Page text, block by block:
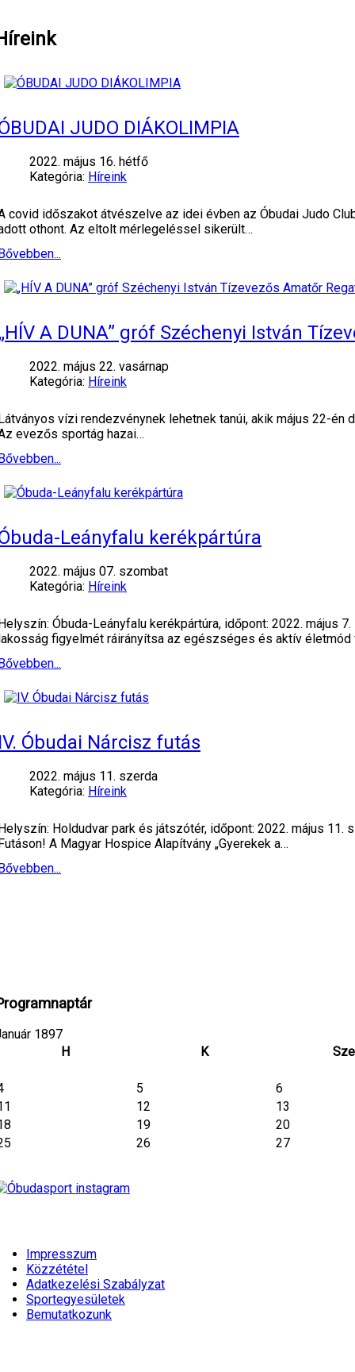
JUDO DIÁKOLIMPIA
2022. május 16. hétfő
Kategória: Híreink
covid időszakot átvészelve az idei évben az Óbudai Judo
othont. Az eltolt mérlegeléssel sikerült…
A DUNA” gróf Széchenyi István
2022. május 22. vasárnap
Kategória: Híreink
vízi rendezvénynek lehetnek tanúi, akik május 22-
evezős sportág hazai…
Leányfalu kerékpártúra
2022. május 07. szombat
Kategória: Híreink
Óbuda-Leányfalu kerékpártúra, időpont: 2022. május
figyelmét ráirányítsa az egészséges és aktív
Óbudai Nárcisz futás
2022. május 11. szerda
Kategória: Híreink
Holdudvar park és játszótér, időpont: 2022. május 11.
A Magyar Hospice Alapítvány „Gyerekek a…
1897
H
K Sze
5
6
12
13
19
20
26 27
Impresszum
Közzététel
Adatkezelési Szabályzat
Sportegyesületek
Bemutatkozunk